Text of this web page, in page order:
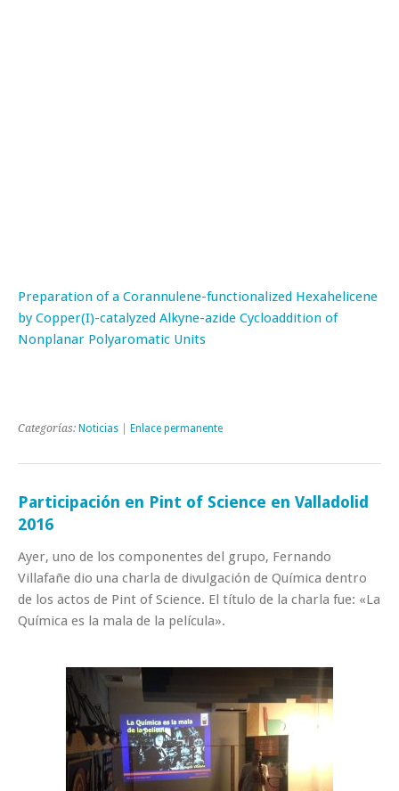
Preparation of a Corannulene-functionalized Hexahelicene
by Copper(I)-catalyzed Alkyne-azide Cycloaddition of
Nonplanar Polyaromatic Units
Categorías: Noticias Enlace permanente
Participación en Pint of Science en Valladolid
2016
Ayer, uno de los componentes del grupo, Fernando
Villafañe dio una charla de divulgación de Química dentro
de los actos de Pint of Science. El título de la charla fue: «La
Química es la mala de la película».